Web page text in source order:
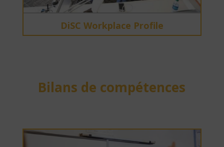
DiSC Workplace Profile
Bilans de compétences